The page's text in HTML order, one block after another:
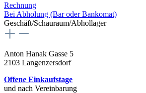
Rechnung
Bei Abholung (Bar oder Bankomat)
Geschäft/Schauraum/Abhollager
Anton Hanak Gasse 5
2103 Langenzersdorf
Offene Einkaufstage
und nach Vereinbarung